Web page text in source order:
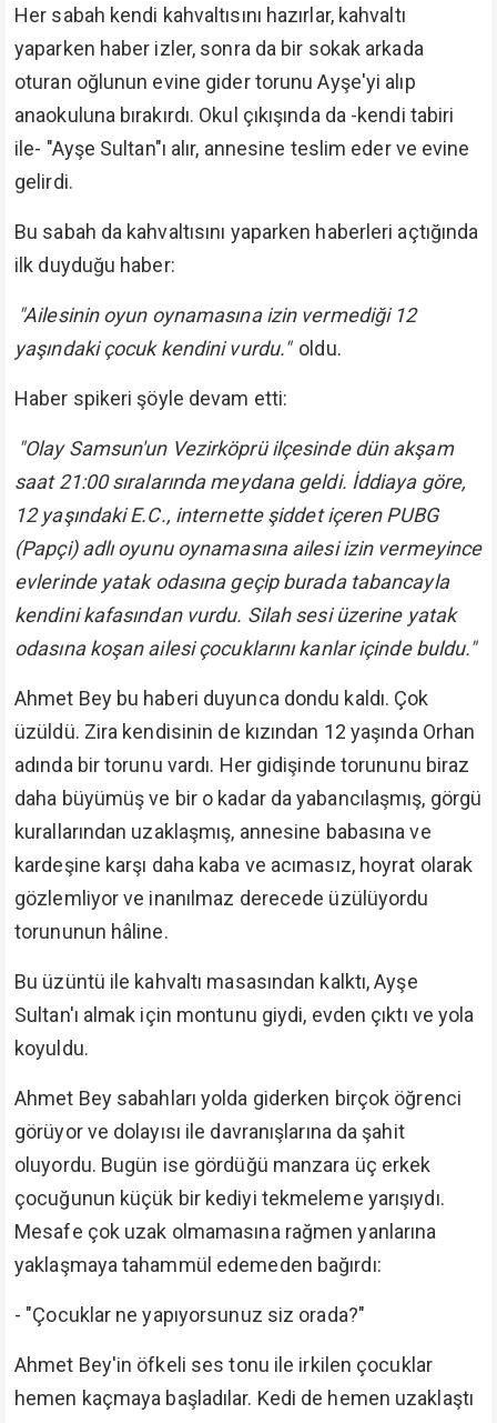
Her sabah kendi kahvaltısını hazırlar, kahvaltı
yaparken haber izler, sonra da bir sokak arkada
oturan oğlunun evine gider torunu Ayşe'yi alıp
anaokuluna bırakırdı. Okul çıkışında da -kendi tabiri
ile- "Ayşe Sultan"ı alır, annesine teslim eder ve evine
gelirdi.
Bu sabah da kahvaltısını yaparken haberleri açtığında
ilk duyduğu haber:
"Ailesinin oyun oynamasına izin vermediği 12
yaşındaki çocuk kendini vurdu." oldu.
Haber spikeri şöyle devam etti:
"Olay Samsun'un Vezirköprü ilçesinde dün akşam
saat 21:00 sıralarında meydana geldi. İddiaya göre,
12 yaşındaki E.C., internette şiddet içeren PUBG
(Papçi) adlı oyunu oynamasına ailesi izin vermeyince
evlerinde yatak odasına geçip burada tabancayla
kendini kafasından vurdu. Silah sesi üzerine yatak
odasına koşan ailesi çocuklarını kanlar içinde buldu."
Ahmet Bey bu haberi duyunca dondu kaldı. Çok
üzüldü. Zira kendisinin de kızından 12 yaşında Orhan
adında bir torunu vardı. Her gidişinde torununu biraz
daha büyümüş ve bir o kadar da yabancılaşmış, görgü
kurallarından uzaklaşmış, annesine babasına ve
kardeşine karşı daha kaba ve acımasız, hoyrat olarak
gözlemliyor ve inanılmaz derecede üzülüyordu
torununun hâline.
Bu üzüntü ile kahvaltı masasından kalktı, Ayşe
Sultan'ı almak için montunu giydi, evden çıktı ve yola
koyuldu.
Ahmet Bey sabahları yolda giderken birçok öğrenci
görüyor ve dolayısı ile davranışlarına da şahit
oluyordu. Bugün ise gördüğü manzara üç erkek
çocuğunun küçük bir kediyi tekmeleme yarışıydı.
Mesafe çok uzak olmamasına rağmen yanlarına
yaklaşmaya tahammül edemeden bağırdı:
- "Çocuklar ne yapıyorsunuz siz orada?"
Ahmet Bey'in öfkeli ses tonu ile irkilen çocuklar
hemen kaçmaya başladılar. Kedi de hemen uzaklaştı